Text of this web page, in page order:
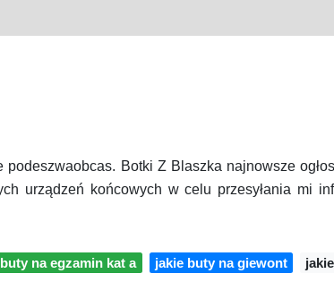
podeszwaobcas. Botki Z Blaszka najnowsze
urządzeń końcowych w celu przesyłania mi
na egzamin kat a jakie buty na giewont